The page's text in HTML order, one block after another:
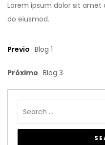
Lorem ipsum dolor sit
do eiusmod.
Previo Blog 1
Próximo Blog 3